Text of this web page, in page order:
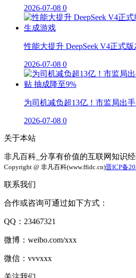
2026-07-08 0
性能大提升 DeepSeek V4正式
2026-07-08 0
为司机减负超13亿！市监局出
2026-07-08 0
关于本站
非凡百科_分享有价值的互联网知识
Copyright @ 非凡百科(www.ffidc.cn)晋ICP备
联系我们
合作或咨询可通过如下方式：
QQ：23467321
微博：weibo.com/xxx
微信：vvvxxx